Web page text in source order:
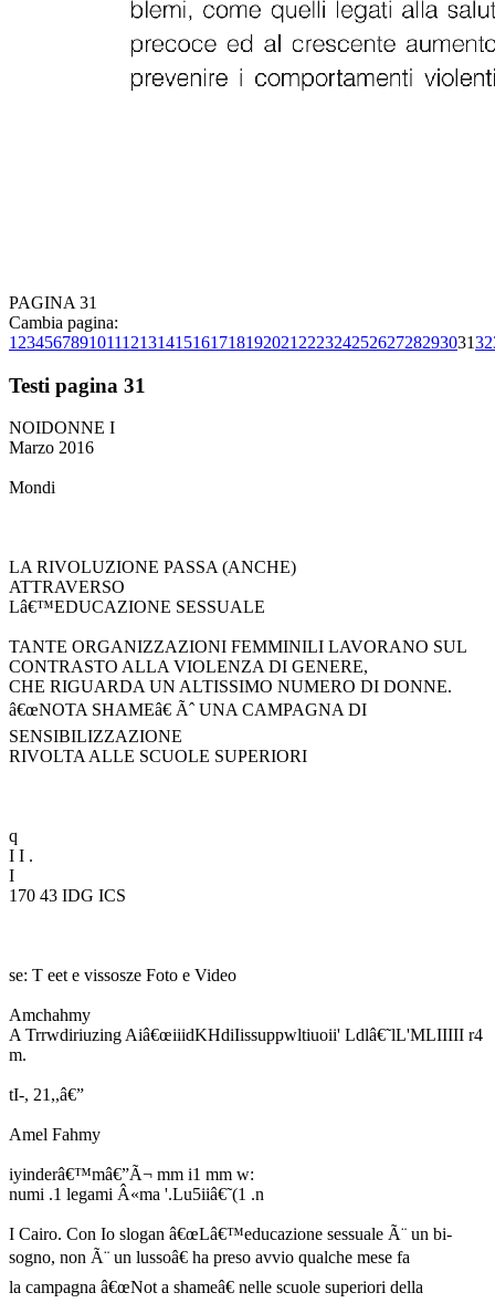
PAGINA 31
Cambia pagina:
1 23456789101112131415161718192021 2223242526272829303132
Testi pagina 31
NOIDONNE I
Marzo 2016
Mondi
LA RIVOLUZIONE PASSA (ANCHE)
ATTRAVERSO
Lâ€™EDUCAZIONE SESSUALE
TANTE ORGANIZZAZIONI FEMMINILI LAVORANO SUL
CONTRASTO ALLA VIOLENZA DI GENERE,
CHE RIGUARDA UN ALTISSIMO NUMERO DI DONNE.
â€œNOTA SHAMEâ€ Ãˆ UNA CAMPAGNA DI
SENSIBILIZZAZIONE
RIVOLTA ALLE SCUOLE SUPERIORI
q
I I .
I
170 43 IDG ICS
se: T eet e vissosze Foto e Video
Amchahmy
A Trrwdiriuzing Aiâ€œiiidKHdiIissuppwltiuoii' Ldlâ€˜lL'MLIIIII r4
m.
tI-, 21,,â€”
Amel Fahmy
iyinderâ€™mâ€”Ã¬ mm i1 mm w:
numi .1 legami Â«ma '.Lu5iiâ€˜(1 .n
I Cairo. Con Io slogan â€œLâ€™educazione sessuale Ã¨ un bi-
sogno, non Ã¨ un lussoâ€ ha preso avvio qualche mese fa
la campagna â€œNot a shameâ€ nelle scuole superiori della